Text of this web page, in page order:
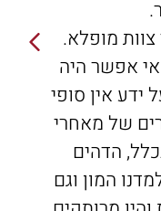
צוות מופלא.
אי אפשר היה
ידע אין סופי
של מאחרי
הדהים
המון וגם